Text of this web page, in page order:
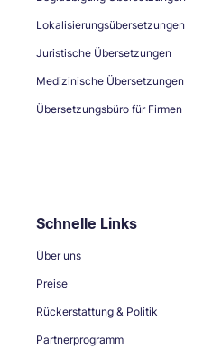
Lokalisierungsübersetzungen
Juristische Übersetzungen
Medizinische Übersetzungen
Übersetzungsbüro für Firmen
Schnelle Links
Über uns
Preise
Rückerstattung & Politik
Partnerprogramm